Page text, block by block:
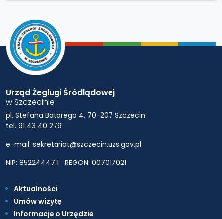
Urząd Żeglugi Śródlądowej
w Szczecinie
pl. Stefana Batorego 4, 70-207 Szczecin
tel. 91 43 40 279
e-mail: sekretariat@szczecin.uzs.gov.pl
NIP: 8522444711
REGON: 007017021
Aktualności
Umów wizytę
Informacje o Urzędzie